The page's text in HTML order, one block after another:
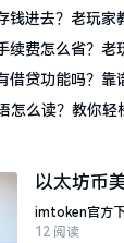
钱进去？老玩家
费怎么省？老
贷功能吗？靠
怎么读？教你轻
以太坊币
势分析，
跌被套牢
imtoken官方
12 阅读